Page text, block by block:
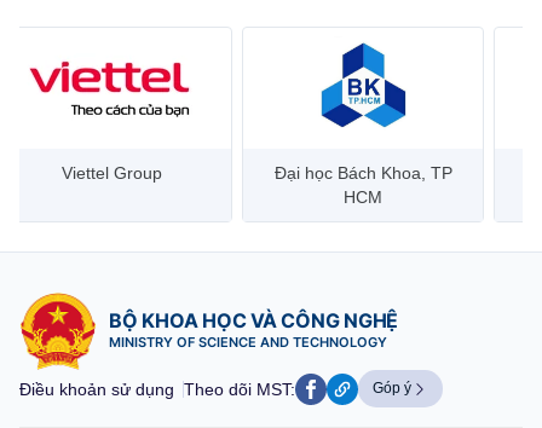
Đại học Bách Khoa, TP
Bưu điện Việt Nam –
Vietnam Post
BỘ KHOA HỌC VÀ CÔNG NGHỆ
MINISTRY OF SCIENCE AND TECHNOLOGY
Điều khoản sử dụng Theo dõi MST: Góp ý